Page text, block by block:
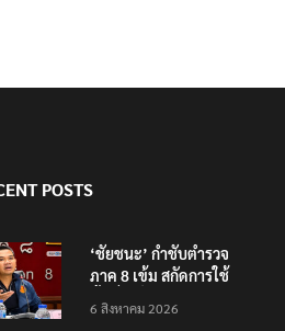
POSTS
‘ชัยชนะ’ กำชับตำรวจ
ภาค 8 เข้ม สกัดการใช้
ฐานก่ออาชญากรรม
6 สิงหาคม 2026